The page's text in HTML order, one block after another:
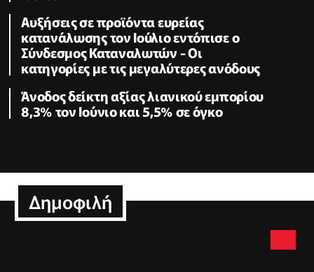
Αυξήσεις σε προϊόντα ευρείας
κατανάλωσης τον Ιούλιο εντόπισε ο
Σύνδεσμος Καταναλωτών - Οι
κατηγορίες με τις μεγαλύτερες ανόδους
Άνοδος δείκτη αξίας λιανικού εμπορίου
8,3% τον Ιούνιο και 5,5% σε όγκο
Δημοφιλή